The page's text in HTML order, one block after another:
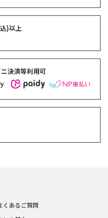
)以上
決済等利用可
くあるご質問